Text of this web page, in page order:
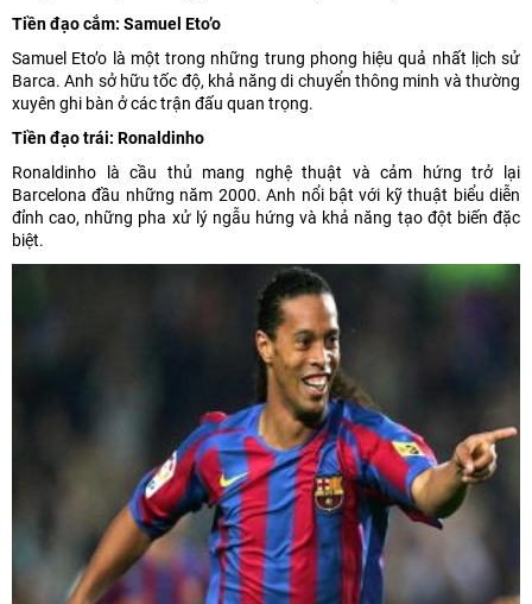
Tiền đạo cắm: Samuel Eto’o
Samuel Eto’o là một trong những trung phong hiệu quả nhất lịch sử
Barca. Anh sở hữu tốc độ, khả năng di chuyển thông minh và thường
xuyên ghi bàn ở các trận đấu quan trọng.
Tiền đạo trái: Ronaldinho
Ronaldinho là cầu thủ mang nghệ thuật và cảm hứng trở lại
Barcelona đầu những năm 2000. Anh nổi bật với kỹ thuật biểu diễn
đỉnh cao, những pha xử lý ngẫu hứng và khả năng tạo đột biến đặc
biệt.